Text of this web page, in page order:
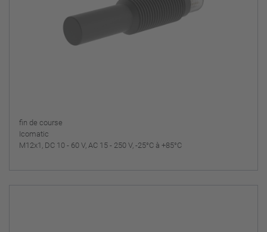
fin de course
Icomatic
M12x1, DC 10 - 60 V, AC 15 - 250 V, -25°C à +85°C